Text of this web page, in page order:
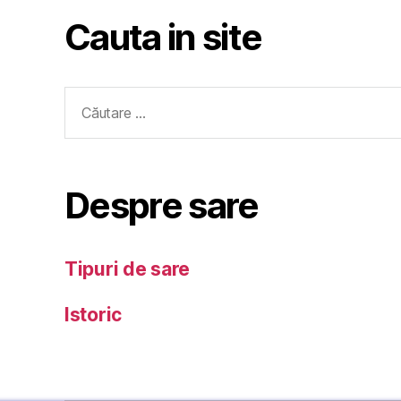
Cauta in site
după:
Despre sare
Tipuri de sare
Istoric